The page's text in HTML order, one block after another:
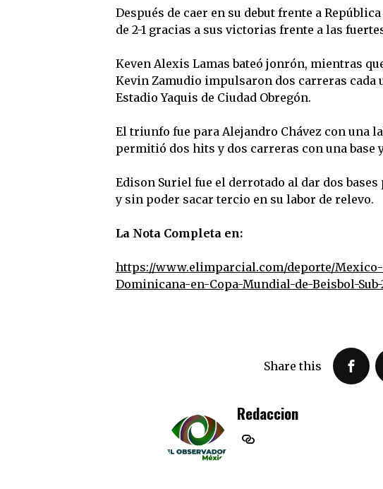
Después de caer en su debut frente a
de 2-1 gracias a sus victorias frente a las
Keven Alexis Lamas bateó jonrón, mientras
Kevin Zamudio impulsaron dos carreras cada
Estadio Yaquis de Ciudad Obregón.
El triunfo fue para Alejandro Chávez con una
permitió dos hits y dos carreras con una base
Edison Suriel fue el derrotado al dar dos
y sin poder sacar tercio en su labor de relevo.
La Nota Completa en:
https://www.elimparcial.com/deporte/
Dominicana-en-Copa-Mundial-de-Beisbol-Sub-
Share this
Redaccion